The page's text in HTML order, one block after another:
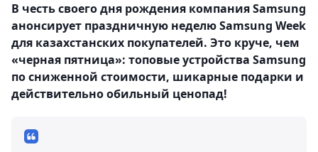
В честь своего дня рождения компания Samsung
анонсирует праздничную неделю Samsung Week
для казахстанских покупателей. Это круче, чем
«черная пятница»: топовые устройства Samsung
по сниженной стоимости, шикарные подарки и
действительно обильный ценопад!